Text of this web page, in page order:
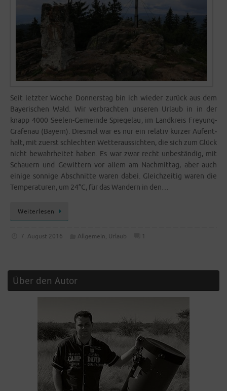
Seit letz­ter Woche Don­ners­tag bin ich wie­der zurück aus dem
Baye­ri­schen Wald. Wir ver­brach­ten unse­ren Urlaub in in der
knapp 4000 See­­len-Gemein­­de Spie­gel­au, im Land­kreis Frey­­ung-
Gra­­fen­au (Bay­ern). Dies­mal war es nur ein rela­tiv kur­zer Auf­ent­
halt, mit zuerst schlech­ten Wet­ter­aus­sich­ten, die sich zum Glück
nicht bewahr­hei­tet haben. Es war zwar recht unbe­stän­dig, mit
Schau­ern und Gewit­tern vor allem am Nach­mit­tag, aber auch
eini­ge son­ni­ge Abschnit­te waren dabei. Gleich­zei­tig waren die
Tem­pe­ra­tu­ren, um 24°C, für das Wan­dern in den…
Wei­ter­le­sen
7. August 2016 Allgemein, Urlaub 1
Über den Autor